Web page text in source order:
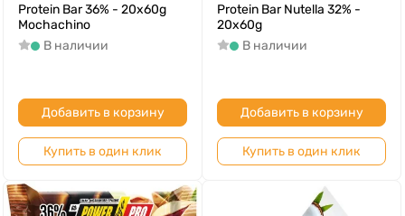
Protein Bar 36% - 20x60g
Mochachino
В наличии
Добавить в корзину
Купить в один клик
Protein Bar Nutella 32% -
20x60g
В наличии
Добавить в корзину
Купить в один клик